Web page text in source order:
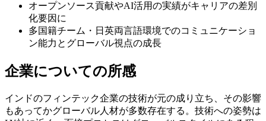
オープンソース貢献やAI活用の実績がキャリアの差別
化要因に
多国籍チーム・日英両言語環境でのコミュニケーショ
ン能力とグローバル視点の成長
企業についての所感
インドのフィンテック企業の技術が元の成り立ち、その影響
もあってかグローバル人材が多数存在する。技術への姿勢は